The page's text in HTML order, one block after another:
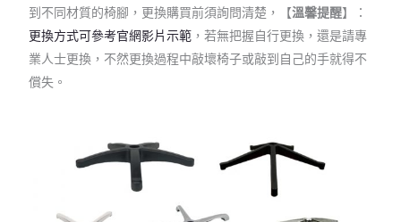
到不同材質的椅腳，更換購買前須詢問清楚，【溫馨提醒】：
更換方式可參考官網影片示範，若無把握自行更換，還是請專
業人士更換，不然更換過程中敲壞椅子或敲到自己的手就得不
償失。